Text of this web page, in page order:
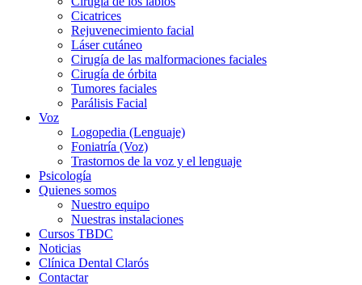
Cicatrices
Rejuvenecimiento facial
Láser cutáneo
Cirugía de las malformaciones faciales
Cirugía de órbita
Tumores faciales
Parálisis Facial
Voz
Logopedia (Lenguaje)
Foniatría (Voz)
Trastornos de la voz y el lenguaje
Psicología
Quienes somos
Nuestro equipo
Nuestras instalaciones
Cursos TBDC
Noticias
Clínica Dental Clarós
Contactar